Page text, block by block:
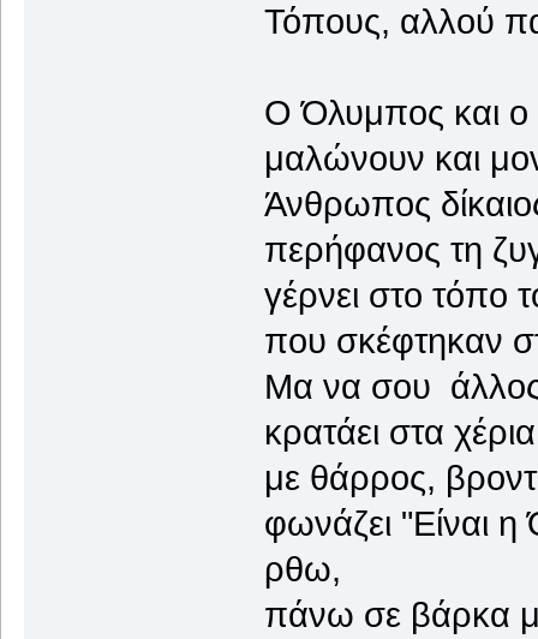
Τόπους, αλλού
Ο Όλυμπος και
μαλώνουν και
Άνθρωπος
περήφανος τη
γέρνει στο τόπο
που σκέφτηκαν
Μα να σου
κρατάει στα
με θάρρος,
φωνάζει "Είναι
ρθω,
πάνω σε βάρκα